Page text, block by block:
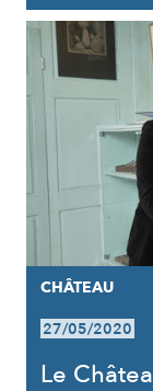
CHÂTEAU
27/05/2020
Le